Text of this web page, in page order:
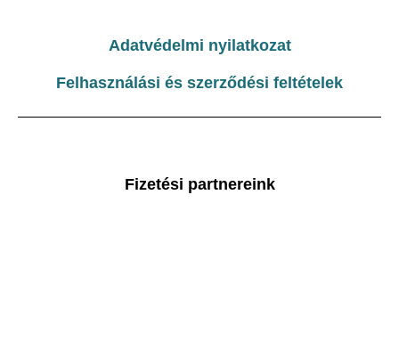
Adatvédelmi nyilatkozat
Felhasználási és szerződési feltételek
Fizetési partnereink